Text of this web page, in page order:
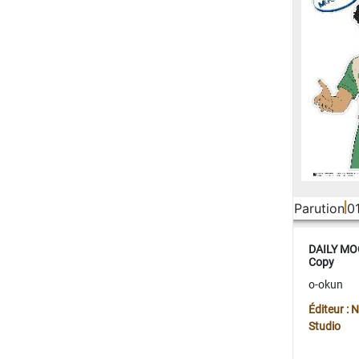
Parution
DAILY
Copy
o-okun
Éditeur :
Studio